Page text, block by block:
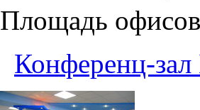
Площадь
Конференц-